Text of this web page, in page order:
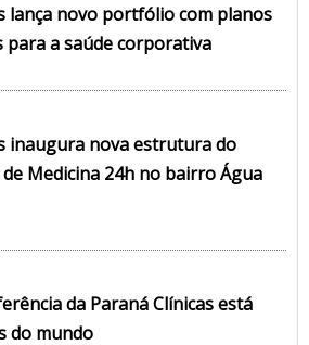
lança novo portfólio com planos
para a saúde corporativa
inaugura nova estrutura do
Medicina 24h no bairro Água
da Paraná Clínicas está
do mundo